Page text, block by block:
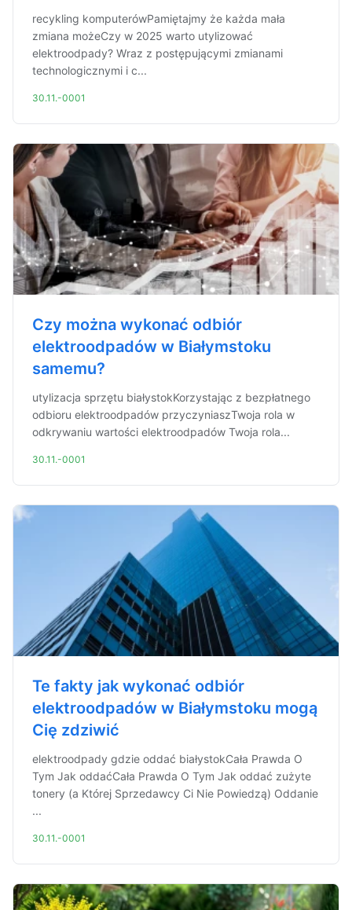
recykling komputerówPamiętajmy że każda mała
zmiana możeCzy w 2025 warto utylizować
elektroodpady? Wraz z postępującymi zmianami
technologicznymi i c...
30.11.-0001
Czy można wykonać odbiór
elektroodpadów w Białymstoku
samemu?
utylizacja sprzętu białystokKorzystając z bezpłatnego
odbioru elektroodpadów przyczyniaszTwoja rola w
odkrywaniu wartości elektroodpadów Twoja rola...
30.11.-0001
Te fakty jak wykonać odbiór
elektroodpadów w Białymstoku mogą
Cię zdziwić
elektroodpady gdzie oddać białystokCała Prawda O
Tym Jak oddaćCała Prawda O Tym Jak oddać zużyte
tonery (a Której Sprzedawcy Ci Nie Powiedzą) Oddanie
...
30.11.-0001